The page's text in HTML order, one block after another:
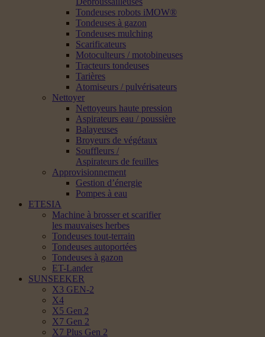
Tondeuses robots iMOW®
Tondeuses à gazon
Tondeuses mulching
Scarificateurs
Motoculteurs / motobineuses
Tracteurs tondeuses
Tarières
Atomiseurs / pulvérisateurs
Nettoyer
Nettoyeurs haute pression
Aspirateurs eau / poussière
Balayeuses
Broyeurs de végétaux
Souffleurs /
Aspirateurs de feuilles
Approvisionnement
Gestion d’énergie
Pompes à eau
ETESIA
Machine à brosser et scarifier
les mauvaises herbes
Tondeuses tout-terrain
Tondeuses autoportées
Tondeuses à gazon
ET-Lander
SUNSEEKER
X3 GEN-2
X4
X5 Gen 2
X7 Gen 2
X7 Plus Gen 2